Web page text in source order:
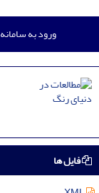
ورود به سامانه
فایل ها